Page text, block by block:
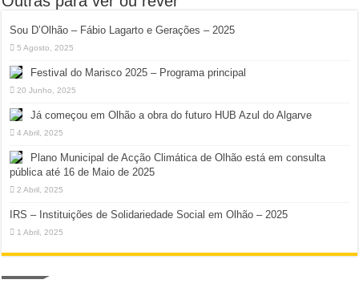
Sou D’Olhão – Fábio Lagarto e Gerações – 2025
5 Agosto, 2025
Festival do Marisco 2025 – Programa principal
20 Junho, 2025
Já começou em Olhão a obra do futuro HUB Azul do Algarve
4 Abril, 2025
Plano Municipal de Acção Climática de Olhão está em consulta
pública até 16 de Maio de 2025
2 Abril, 2025
IRS – Instituições de Solidariedade Social em Olhão – 2025
1 Abril, 2025